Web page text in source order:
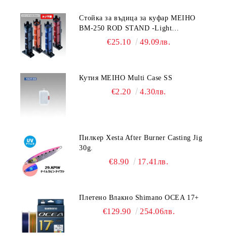
Стойка за въдица за куфар MEIHO
BM-250 ROD STAND -Light
Blue/Black color
€25.10 49.09лв.
Кутия MEIHO Multi Case SS
€2.20 4.30лв.
Пилкер Xesta After Burner Casting Jig
30g.
€8.90 17.41лв.
Плетено Влакно Shimano OCEA 17+
€129.90 254.06лв.